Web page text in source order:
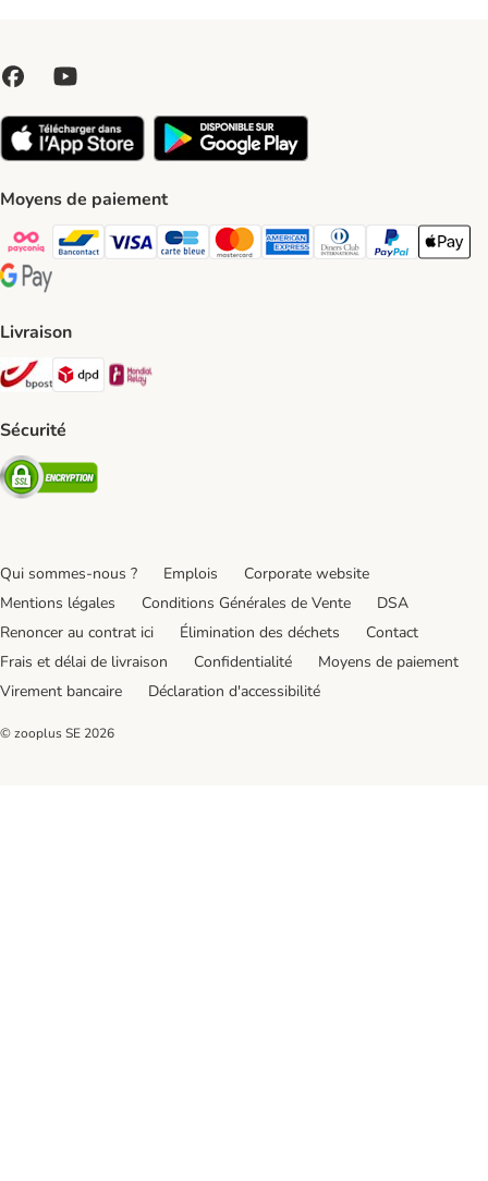
Moyens de paiement
Payconiq Payment Method
bancontact Payment Method
Visa Payment Method
carte bleue Payment Method
Master card Payment Method
American express Payment
Diners club Payment
Paypal Payment
Apple
Google Pay Payment Method
Livraison
Bpost Shipping Method
DPD Shipping Method
Sécurité
Security
Qui sommes-nous ? Emplois
Corporate website
Mentions légales
Conditions Générales de Vente
DSA
Renoncer au contrat ici
Élimination des déchets
Contact
Frais et délai de livraison
Confidentialité
Moyens de paiement
Virement bancaire
Déclaration d'accessibilité
© zooplus SE 2026